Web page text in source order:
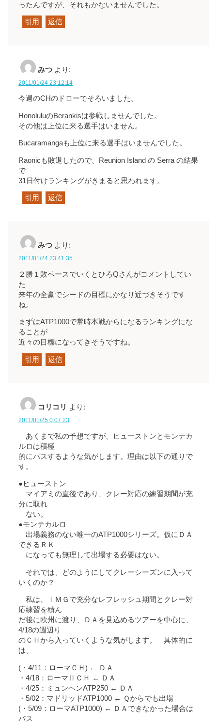
ったんですが、それもかないませんでした。
引用 返信
みつ より:
2011/01/24 23:12:14
今週のCHのドローでそろいました。
HonoluluのBerankisは参戦しませんでした。
その他は上位に来る選手はいません。
Bucaramangaも上位に来る選手はいませんでした。
Raonicも敗退したので、Reunion Island の Serra の結果
で
31日付けランキングがきまると思われます。
引用 返信
みつ より:
2011/01/24 23:41:35
２勝１敗ペースでいくとひろQさんがコメントしてい
た
来年の全豪でシードの目標にかなり近づきそうです
ね。
まずはATP1000で常時本戦からになるランキングにな
ることが
近々の目標になってきそうですね。
引用 返信
コリコリ より:
2011/01/25 0:07:23
あくまで私の予想ですが、ヒューストンとモンテカ
ルロは積極
的にパスするような気がします。理由は以下の通りで
す。
●ヒューストン
マイアミの直後であり、クレー対応の練習期間が充
分に取れ
ない。
●モンテカルロ
出場義務のない唯一のATP1000シリーズ。仮にＤＡ
できるＲＫ
になっても無理して出場する必要はない。
それでは、どのようにしてクレーシーズンに入って
いくのか？
私は、ＩＭＧで充分なレフレッシュ期間とクレー対
応練習を積ん
だ後に欧州に渡り、ＤＡを見込めるツアーを中心に、
4/18の週辺り
のＣＨから入っていくような気がします。 具体的に
は、
(・4/11：ローマＣＨ) ← ＤＡ
・4/18：ローマⅡＣＨ ← ＤＡ
・4/25：ミュンヘンATP250 ← ＤＡ
・5/02：マドリッドATP1000 ← Ｑからでも出場
(・5/09：ローマATP1000) ← ＤＡできなかった場合は
パス